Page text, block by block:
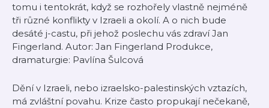
tomu i tentokrát, když se rozhořely vlastně nejméně
tři různé konflikty v Izraeli a okolí. A o nich bude
desáté j-castu, při jehož poslechu vás zdraví Jan
Fingerland. Autor: Jan Fingerland Produkce,
dramaturgie: Pavlína Šulcová
Dění v Izraeli, nebo izraelsko-palestinských vztazích,
má zvláštní povahu. Krize často propukají nečekaně,